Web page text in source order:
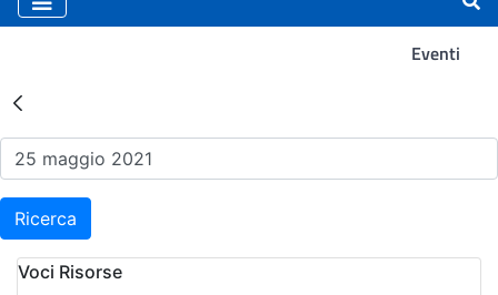
Eventi
Risultati della Ricerca -
Ricerca
Voci Risorse